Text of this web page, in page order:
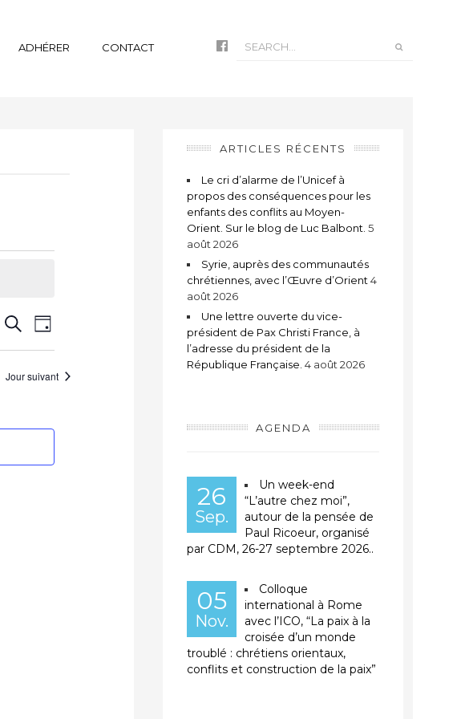
ADHÉRER CONTACT
Recherche
de
RechercheNavigation
de
vues
Jour
Jour suivant
ARTICLES RÉCENTS
Le cri d’alarme de l’Unicef à
propos des conséquences pour les
enfants des conflits au Moyen-
Orient. Sur le blog de Luc Balbont. 5
août 2026
Syrie, auprès des communautés
chrétiennes, avec l’Œuvre d’Orient 4
août 2026
Une lettre ouverte du vice-
président de Pax Christi France, à
l’adresse du président de la
République Française. 4 août 2026
AGENDA
26
Sep.
Un week-end
“L’autre chez moi”,
autour de la pensée de
Paul Ricoeur, organisé
par CDM, 26-27 septembre 2026..
05
Nov.
Colloque
international à Rome
avec l’ICO, “La paix à la
croisée d’un monde
troublé : chrétiens orientaux,
conflits et construction de la paix”